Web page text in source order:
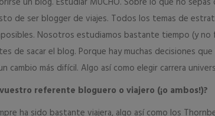
de ser blogger de viajes. Todos los temas de
Nosotros estudiamos bastante tiempo (y
de sacar el blog. Porque hay muchas decisiones
cambio más difícil. Algo así como elegir carrera
referente bloguero o viajero (¡o ambos!)?